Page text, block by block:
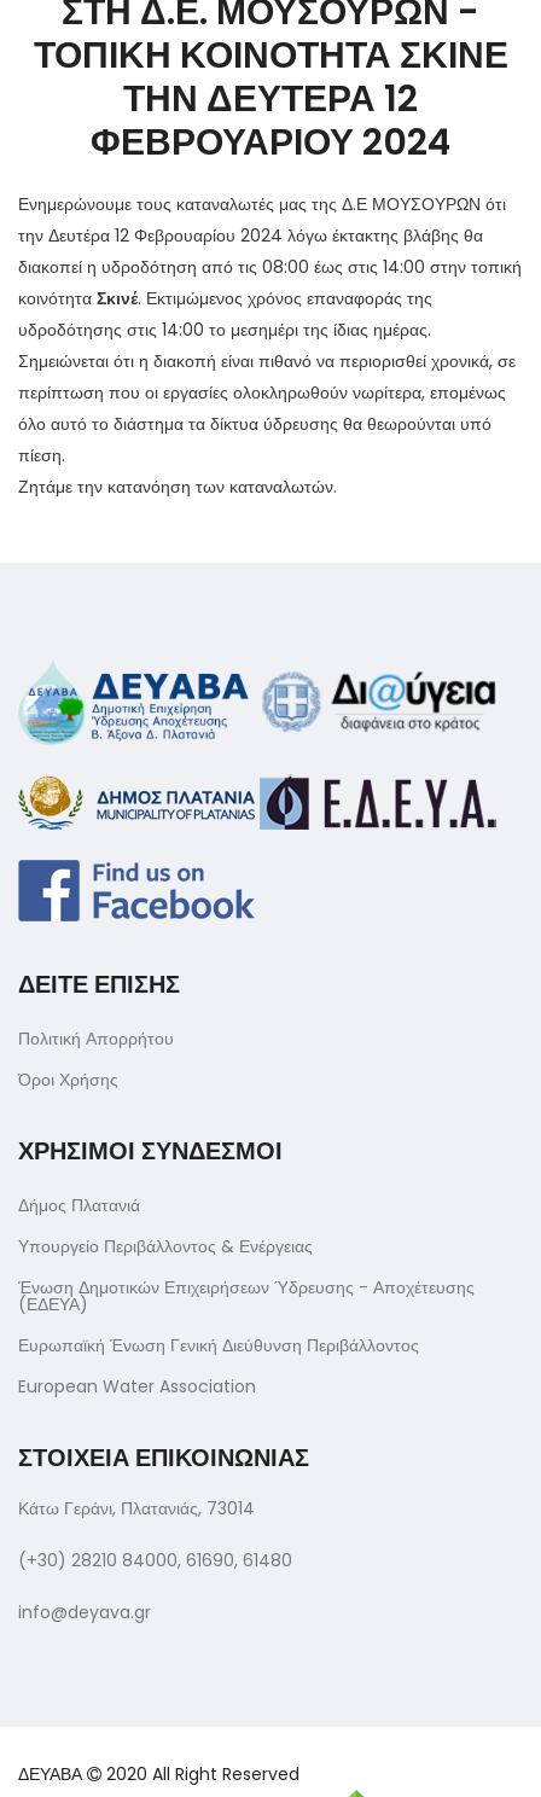
ΣΤΗ Δ.Ε. ΜΟΥΣΟΥΡΩΝ -
ΤΟΠΙΚΗ ΚΟΙΝΟΤΗΤΑ ΣΚΙΝΕ
ΤΗΝ ΔΕΥΤΕΡΑ 12
ΦΕΒΡΟΥΑΡΙΟΥ 2024
Ενημερώνουμε τους καταναλωτές μας της Δ.Ε ΜΟΥΣΟΥΡΩΝ ότι
την Δευτέρα 12 Φεβρουαρίου 2024 λόγω έκτακτης βλάβης θα
διακοπεί η υδροδότηση από τις 08:00 έως στις 14:00 στην τοπική
κοινότητα Σκινέ. Εκτιμώμενος χρόνος επαναφοράς της
υδροδότησης στις 14:00 το μεσημέρι της ίδιας ημέρας.
Σημειώνεται ότι η διακοπή είναι πιθανό να περιορισθεί χρονικά, σε
περίπτωση που οι εργασίες ολοκληρωθούν νωρίτερα, επομένως
όλο αυτό το διάστημα τα δίκτυα ύδρευσης θα θεωρούνται υπό
πίεση.
Ζητάμε την κατανόηση των καταναλωτών.
ΔΕΙΤΕ ΕΠΙΣΗΣ
Πολιτική Απορρήτου
Όροι Χρήσης
ΧΡΗΣΙΜΟΙ ΣΥΝΔΕΣΜΟΙ
Δήμος Πλατανιά
Υπουργείο Περιβάλλοντος & Ενέργειας
Ένωση Δημοτικών Επιχειρήσεων Ύδρευσης - Αποχέτευσης
(ΕΔΕΥΑ)
Ευρωπαϊκή Ένωση Γενική Διεύθυνση Περιβάλλοντος
European Water Association
ΣΤΟΙΧΕΙΑ ΕΠΙΚΟΙΝΩΝΙΑΣ
Κάτω Γεράνι, Πλατανιάς, 73014
(+30) 28210 84000, 61690, 61480
info@deyava.gr
ΔΕΥΑΒΑ
2020 All Right Reserved